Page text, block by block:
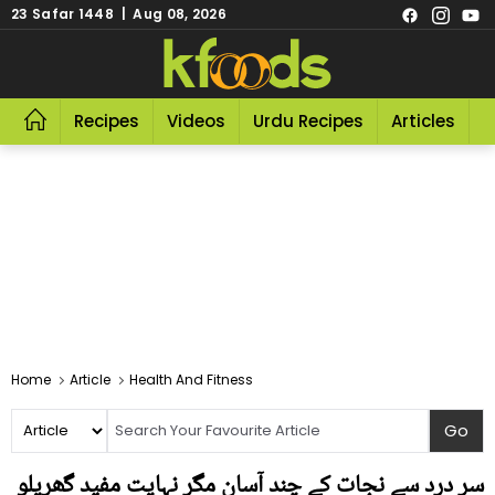
23 Safar 1448 | Aug 08, 2026
Recipes Videos Urdu Recipes Articles
Home Article Health And Fitness
سر درد سے نجات کے چند آسان مگر نہایت مفید گھریلو